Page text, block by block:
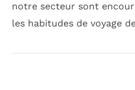
notre secteur sont
les habitudes de voyage